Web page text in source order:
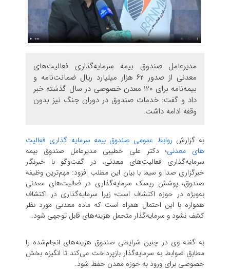
مدیرعامل صندوق بیمه سرمایه‌گذاری فعالیت‌های
معدنی از صدور ۶۲ هزار میلیارد ریال ضمانت‌نامه و
بیمه‌نامه برای ۱۲۰ معدن خصوصی در سال گذشته خبر
داد و گفت: خدمات صندوق در دوران جنگ نیز بدون
وقفه ادامه داشت.
به گزارش روابط عمومی صندوق بیمه سرمایه گذاری فعالیت
های معدنی؛ دکتر علی خطیبی مدیرعامل صندوق بیمه
سرمایه‌گذاری فعالیت‌های معدنی، در گفت‌و‌گو با خبرنگار
خبرگزاری صدا و سیما با بیان این مطلب افزود: مهم‌ترین وظیفه
صندوق، پوشش ریسک سرمایه‌گذاری در فعالیت‌های معدنی
به‌ویژه در حوزه اکتشاف است؛ زیرا سرمایه‌گذاری در اکتشاف
همواره با این احتمال همراه است که ماده معدنی مورد نظر
کشف نشود و سرمایه‌گذار متحمل هزینه‌های قابل توجهی شود.
به گفته وی در چنین شرایطی صندوق هزینه‌های انجام‌شده را
مطابق ضوابط به سرمایه‌گذار بازپرداخت می‌کند تا انگیزه بخش
خصوصی برای ورود به حوزه معدن حفظ شود.